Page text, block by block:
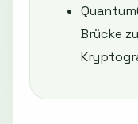
Brücke